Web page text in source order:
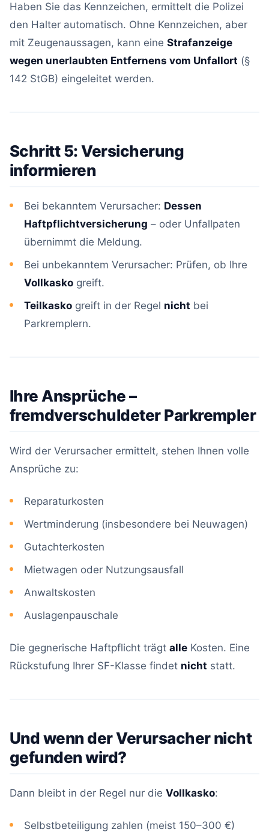
Haben Sie das Kennzeichen, ermittelt die Polizei
den Halter automatisch. Ohne Kennzeichen, aber
mit Zeugenaussagen, kann eine Strafanzeige
wegen unerlaubten Entfernens vom Unfallort (§
142 StGB) eingeleitet werden.
Schritt 5: Versicherung
informieren
Bei bekanntem Verursacher: Dessen
Haftpflichtversicherung – oder Unfallpaten
übernimmt die Meldung.
Bei unbekanntem Verursacher: Prüfen, ob Ihre
Vollkasko greift.
Teilkasko greift in der Regel nicht bei
Parkremplern.
Ihre Ansprüche –
fremdverschuldeter Parkrempler
Wird der Verursacher ermittelt, stehen Ihnen volle
Ansprüche zu:
Reparaturkosten
Wertminderung (insbesondere bei Neuwagen)
Gutachterkosten
Mietwagen oder Nutzungsausfall
Anwaltskosten
Auslagenpauschale
Die gegnerische Haftpflicht trägt alle Kosten. Eine
Rückstufung Ihrer SF-Klasse findet nicht statt.
Und wenn der Verursacher nicht
gefunden wird?
Dann bleibt in der Regel nur die Vollkasko:
Selbstbeteiligung zahlen (meist 150–300 €)